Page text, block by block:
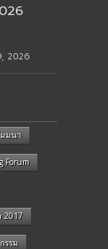
2026
มนา
Forum
2017
รรม